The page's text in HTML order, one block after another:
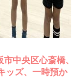
中央区心斎橋、
ッズ、一時預か